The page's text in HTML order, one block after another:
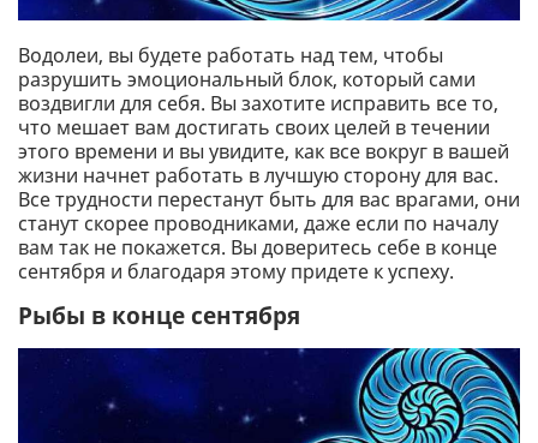
Водолеи, вы будете работать над тем, чтобы
разрушить эмоциональный блок, который сами
воздвигли для себя. Вы захотите исправить все то,
что мешает вам достигать своих целей в течении
этого времени и вы увидите, как все вокруг в вашей
жизни начнет работать в лучшую сторону для вас.
Все трудности перестанут быть для вас врагами, они
станут скорее проводниками, даже если по началу
вам так не покажется. Вы доверитесь себе в конце
сентября и благодаря этому придете к успеху.
Рыбы в конце сентября